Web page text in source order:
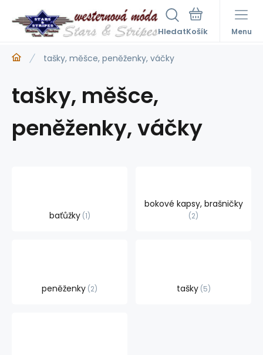
Hledat Menu
tašky, měšce, peněženky, váčky
tašky, měšce,
peněženky, váčky
baťůžky 1
bokové kapsy, brašničky
2
peněženky 2 tašky 5